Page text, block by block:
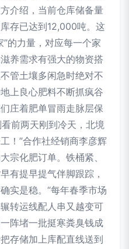
介绍，当前仓库储备量
存已达到12,000吨。这
的力量，对应每一个家
养需求有强大的物资搭
管土壤多闲急时绝对不
上良心肥料不断抓疯谷
庄着肥单冒雨走脉层保
前两天刚到冷天，北境
！”合作社经销商李彦辉
宗化肥订单。铁桶紧、
有提早提气伴脚跟踪，
实是稳。“每年春季市场
转运线配人串又越变可
阵堵一批挺寒粪臭钱成
存储加上库配直线送到